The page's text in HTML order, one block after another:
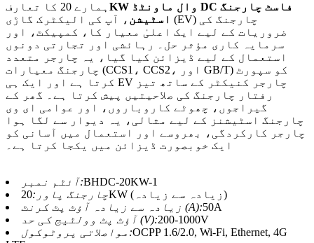
ہمارے 20 کا تعارف KW وال ماونٹڈ DC فاسٹ چارجنگ
اسٹیشن ، آپ کی الیکٹرک گاڑی (EV) چارجنگ کی
ضروریات کے لیے ایک اعلیٰ معیار کا، کمپیکٹ، اور
سرمایہ کاری مؤثر حل۔ رہائشی اور تجارتی دونوں
استعمال کے لیے ڈیزائن کیا گیا، یہ چارجر متعدد
چارجنگ معیارات (CCS1، CCS2، اور GB/T) کو سپورٹ
کرتا ہے اور ایک ہی EV چارجر کنیکٹر کے ساتھ تیز
رفتار چارجنگ کی صلاحیتیں پیش کرتا ہے۔ گھر کے
گیراجوں، چھوٹے کاروباروں، اور عوامی ای وی
چارجنگ اسٹیشنز کے لیے مثالی، یہ دیوار سے لگا ہوا
چارجر کارکردگی، بھروسے اور استعمال میں آسانی کو
ایک خوبصورت ڈیزائن میں یکجا کرتا ہے۔
آئٹم نمبر:BHDC-20KW-1
چارجنگ پاور:
20KW (زیادہ سے زیادہ)
زیادہ سے زیادہ آؤٹ پٹ کرنٹ (A):50A
آؤٹ پٹ وولٹیج کی حد (V):200-1000V
مواصلاتی پروٹوکول:OCPP 1.6/2.0, Wi-Fi, Ethernet, 4G